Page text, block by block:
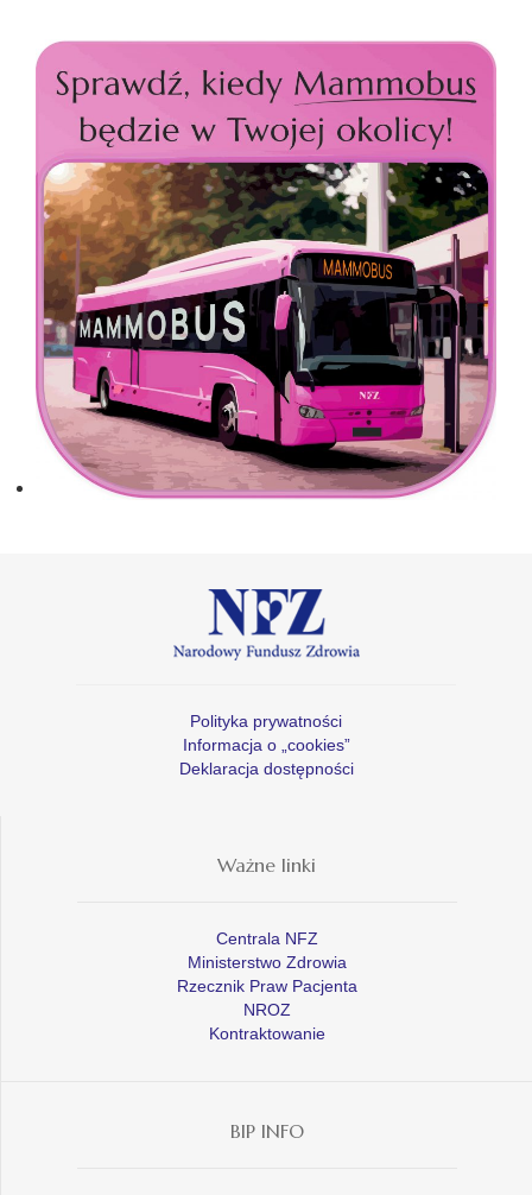
Polityka prywatności
Informacja o „cookies”
Deklaracja dostępności
Ważne linki
Centrala NFZ
Ministerstwo Zdrowia
Rzecznik Praw Pacjenta
NROZ
Kontraktowanie
BIP INFO